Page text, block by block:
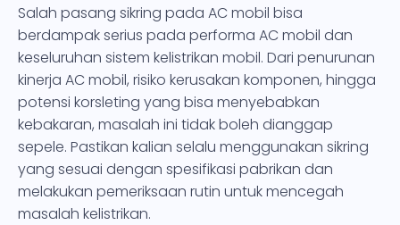
Salah pasang sikring pada AC mobil bisa
berdampak serius pada performa AC mobil dan
keseluruhan sistem kelistrikan mobil. Dari penurunan
kinerja AC mobil, risiko kerusakan komponen, hingga
potensi korsleting yang bisa menyebabkan
kebakaran, masalah ini tidak boleh dianggap
sepele. Pastikan kalian selalu menggunakan sikring
yang sesuai dengan spesifikasi pabrikan dan
melakukan pemeriksaan rutin untuk mencegah
masalah kelistrikan.